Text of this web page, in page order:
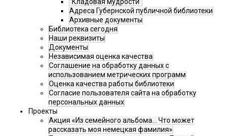
"Кладовая мудрости"
Адреса Губернской публичной библиотеки
Архивные документы
Библиотека сегодня
Наши реквизиты
Документы
Независимая оценка качества
Соглашение на обработку данных с
использованием метрических программ
Оценка качества работы библиотеки
Согласие пользователя сайта на обработку
персональных данных
Проекты
Акция «Из семейного альбома... Что может
рассказать моя немецкая фамилия»